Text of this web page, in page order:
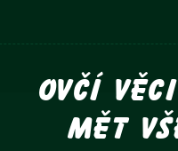
ovčí
mět